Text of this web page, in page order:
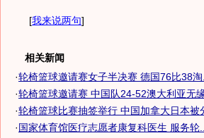
[我来说两句]
相关新闻
·轮椅篮球邀请赛女子半决赛 德国76比38淘
·轮椅篮球邀请赛 中国队24-52澳大利亚无
·轮椅篮球比赛抽签举行 中国加拿大日本被
·国家体育馆医疗志愿者康复科医生 服务轮...